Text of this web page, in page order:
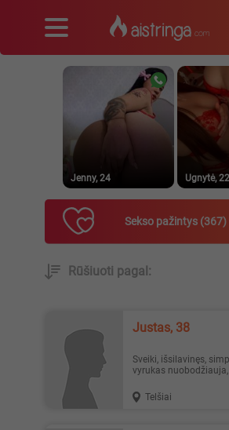
Jenny, 24 Ugnytė, 22
Sekso pažintys 367
Rūšiuoti pagal:
Justas, 38
Sveiki, išsilavinęs, simpatiškas 38 m.
vyrukas
Telšiai